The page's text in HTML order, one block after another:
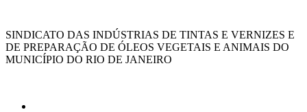
o
conteúdo
SINDICATO DAS INDÚSTRIAS DE TINTAS E VERNIZES E
DE PREPARAÇÃO DE ÓLEOS VEGETAIS E ANIMAIS DO
MUNICÍPIO DO RIO DE JANEIRO